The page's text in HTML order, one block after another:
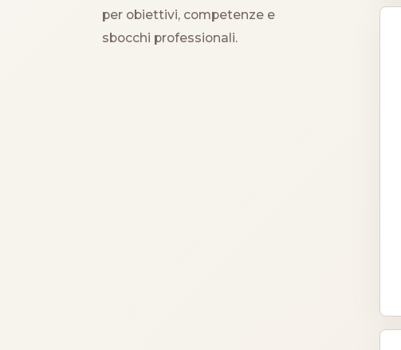
per obiettivi, competenze e
sbocchi professionali.